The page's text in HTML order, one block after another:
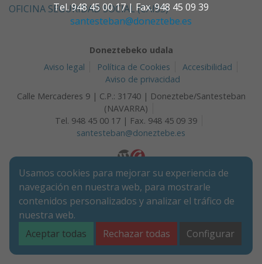
Tel. 948 45 00 17 | Fax. 948 45 09 39
santesteban@doneztebe.es
OFICINA SEGURIDAD SOCIAL (CAISS)
Doneztebeko udala
Aviso legal
Política de Cookies
Accesibilidad
Aviso de privacidad
Calle Mercaderes 9 | C.P.: 31740 | Doneztebe/Santesteban
(NAVARRA)
Tel. 948 45 00 17 | Fax. 948 45 09 39
santesteban@doneztebe.es
Usamos cookies para mejorar su experiencia de
navegación en nuestra web, para mostrarle
contenidos personalizados y analizar el tráfico de
nuestra web.
Aceptar todas
Rechazar todas Configurar